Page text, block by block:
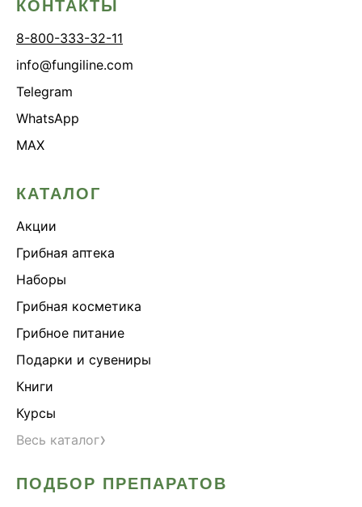
КОНТАКТЫ
8-800-333-32-11
info@fungiline.com
Telegram
WhatsApp
MAX
КАТАЛОГ
Акции
Грибная аптека
Наборы
Грибная косметика
Грибное питание
Подарки и сувениры
Книги
Курсы
Весь каталог›
ПОДБОР ПРЕПАРАТОВ